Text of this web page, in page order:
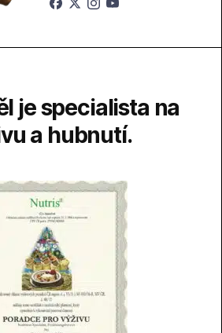
je specialista na
a hubnutí.